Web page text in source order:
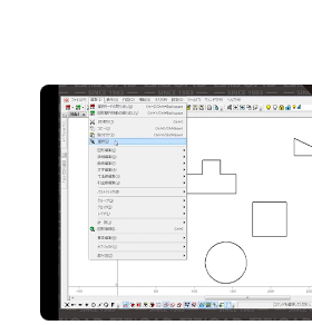
No.78 部品の設計変更に威力を
換え
2D CAD